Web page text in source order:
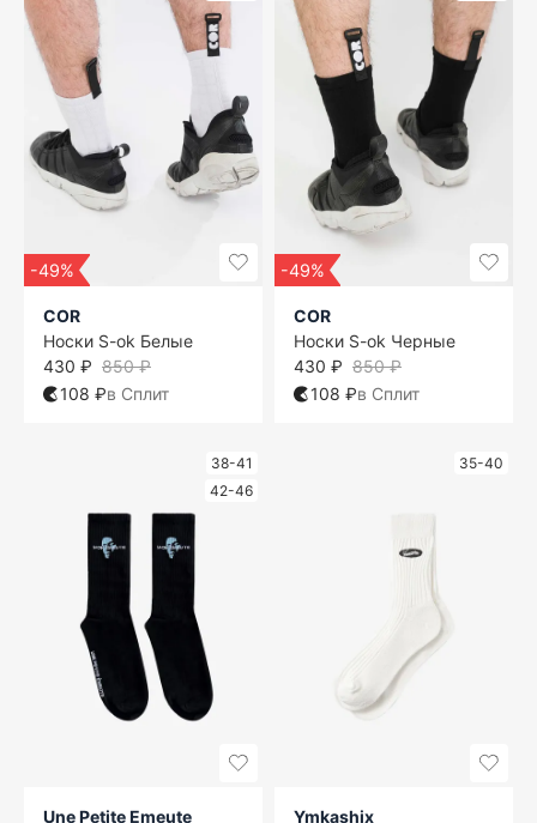
-49%
COR
Носки S-ok Белые
850 ₽
430 ₽
108 ₽в Сплит
-49%
COR
Носки S-ok Черные
850 ₽
430 ₽
108 ₽в Сплит
38-41
42-46
Une Petite Emeute
35-40
Ymkashix